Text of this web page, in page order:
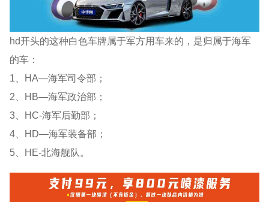
hd开头的这种白色车牌属于军方用车来的，是归属于海军
的车：
1、HA—海军司令部；
2、HB—海军政治部；
3、HC-海军后勤部；
4、HD—海军装备部；
5、HE-北海舰队。